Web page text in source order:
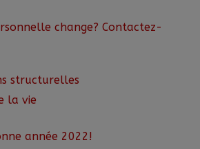
change? Contactez-
structurelles
la vie
année 2022!